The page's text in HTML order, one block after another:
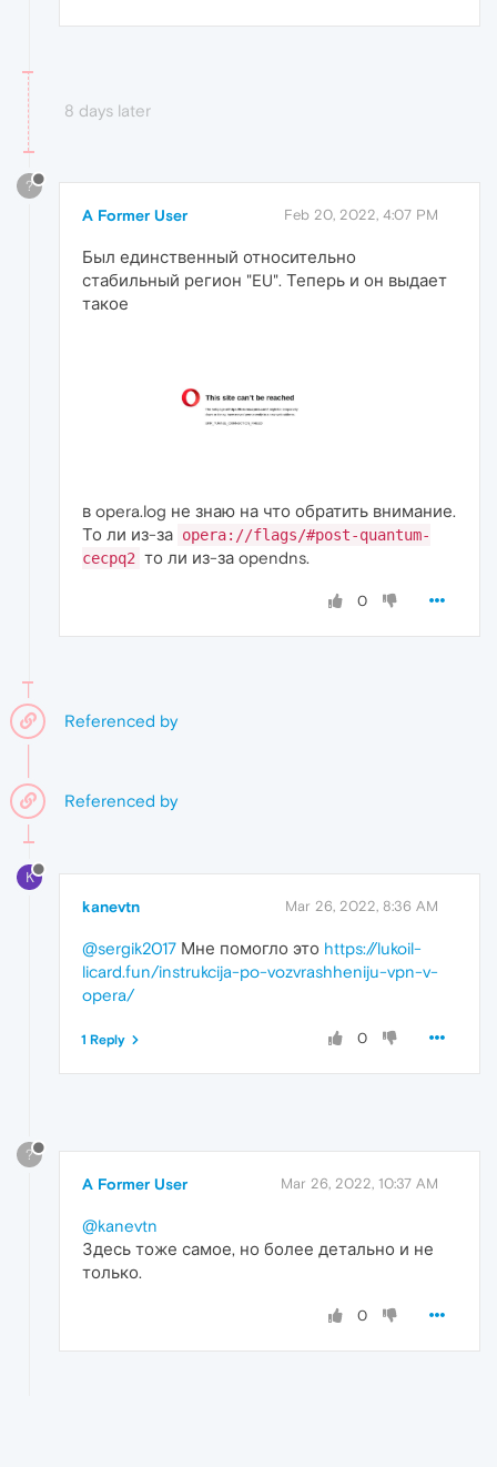
8 days later
?
A Former User Feb 20, 2022, 4:07 PM
Был единственный относительно
стабильный регион "EU". Теперь и он выдает
такое
в opera.log не знаю на что обратить внимание.
То ли из-за opera://flags/#post-quantum-
cecpq2 то ли из-за opendns.
0
Referenced by
Referenced by
K
kanevtn Mar 26, 2022, 8:36 AM
@sergik2017 Мне помогло это https://lukoil-
licard.fun/instrukcija-po-vozvrashheniju-vpn-v-
opera/
0
1 Reply
?
A Former User Mar 26, 2022, 10:37 AM
@kanevtn
Здесь тоже самое, но более детально и не
только.
0